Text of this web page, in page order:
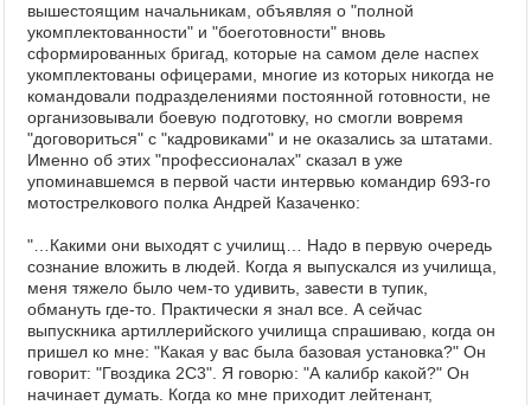
вышестоящим начальникам, объявляя о "полной
укомплектованности" и "боеготовности" вновь
сформированных бригад, которые на самом деле наспех
укомплектованы офицерами, многие из которых никогда не
командовали подразделениями постоянной готовности, не
организовывали боевую подготовку, но смогли вовремя
"договориться" с "кадровиками" и не оказались за штатами.
Именно об этих "профессионалах" сказал в уже
упоминавшемся в первой части интервью командир 693-го
мотострелкового полка Андрей Казаченко:
"…Какими они выходят с училищ… Надо в первую очередь
сознание вложить в людей. Когда я выпускался из училища,
меня тяжело было чем-то удивить, завести в тупик,
обмануть где-то. Практически я знал все. А сейчас
выпускника артиллерийского училища спрашиваю, когда он
пришел ко мне: "Какая у вас была базовая установка?" Он
говорит: "Гвоздика 2С3". Я говорю: "А калибр какой?" Он
начинает думать. Когда ко мне приходит лейтенант,